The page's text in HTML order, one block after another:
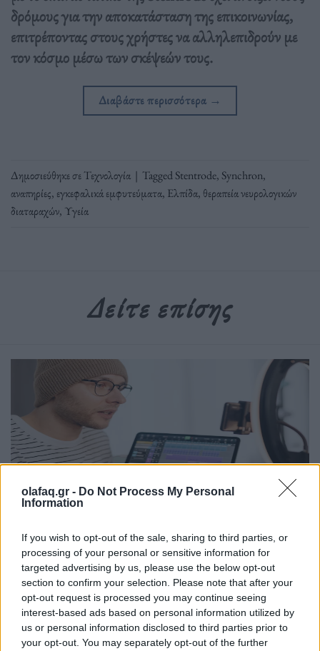
olafaq.gr - Do Not Process My Personal
Information
If you wish to opt-out of the sale, sharing to third parties, or
processing of your personal or sensitive information for
targeted advertising by us, please use the below opt-out
section to confirm your selection. Please note that after your
opt-out request is processed you may continue seeing
interest-based ads based on personal information utilized by
us or personal information disclosed to third parties prior to
your opt-out. You may separately opt-out of the further
δρόμους για την αποκατάσταση της επικοινωνίας,
επιτρέποντας στους χρήστες να αλληλεπιδρούν με
τον κόσμο μέσω των σκέψεών τους.
Διαβάστε περισσότερα →
Δημοσιεύθηκε σεΤεχνολογία | TaggedStentrode, Synchron,
αναπηρίες, εγκεφαλικά εμφυτεύματα, Ελπίδα, θεραπεία νευρολογικών
διαταραχών, Υγεία
Δείτε επίσης
Νέα εφαρμογή AI-συνοδός του Facebook για
δημιουργούς περιεχομένου
06.07.26
Το Facebook επανασχεδιάζει το Creator Studio ως αυτόνομη
εφαρμογή με AI βοηθό: εξατομικευμένες.